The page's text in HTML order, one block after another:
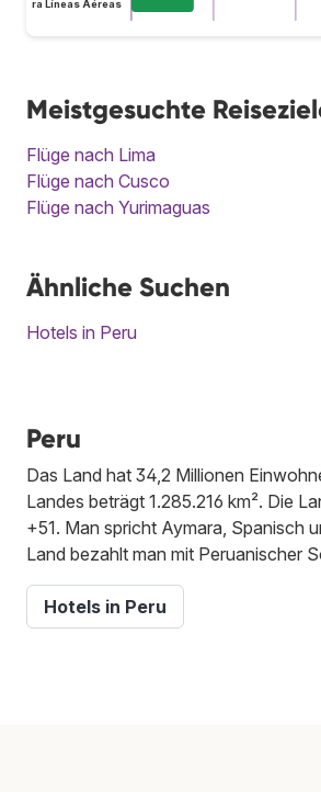
Ultra Líneas Aéreas
Meistgesuchte
Flüge nach Lima
Flüge nach Cusco
Flüge nach Yurimaguas
Ähnliche Suchen
Hotels in Peru
Peru
Das Land hat 34,2 Millionen
Landes beträgt 1.285.216 km². Die
+51. Man spricht Aymara, Spanisch
Land bezahlt man mit Peruanischer
Hotels in Peru